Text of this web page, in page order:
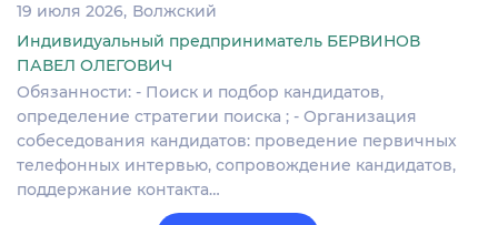
19 июля 2026 Волжский
Индивидуальный предприниматель БЕРВИНОВ
ПАВЕЛ ОЛЕГОВИЧ
Обязанности: - Поиск и подбор кандидатов,
определение стратегии поиска ; - Организация
собеседования кандидатов: проведение первичных
телефонных интервью, сопровождение кандидатов,
поддержание контакта…